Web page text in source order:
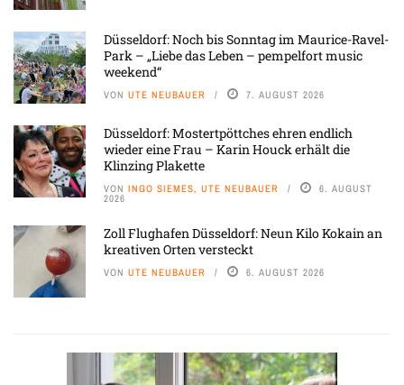
Düsseldorf: Noch bis Sonntag im Maurice-Ravel-
Park – „Liebe das Leben – pempelfort music
weekend“
VON UTE NEUBAUER 7. AUGUST 2026
Düsseldorf: Mostertpöttches ehren endlich
wieder eine Frau – Karin Houck erhält die
Klinzing Plakette
VON INGO SIEMES, UTE NEUBAUER 6. AUGUST
2026
Zoll Flughafen Düsseldorf: Neun Kilo Kokain an
kreativen Orten versteckt
VON UTE NEUBAUER 6. AUGUST 2026